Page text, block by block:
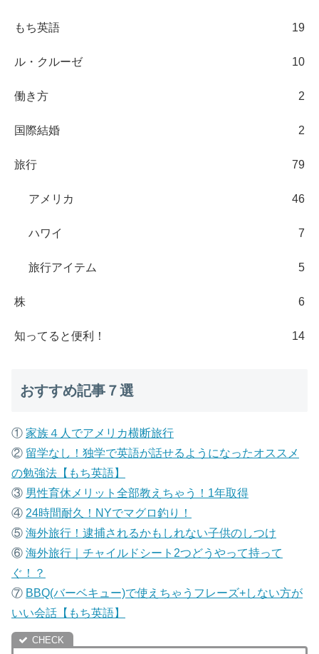
もち英語 19
ル・クルーゼ 10
働き方 2
国際結婚 2
旅行 79
アメリカ 46
ハワイ 7
旅行アイテム 5
株 6
知ってると便利！ 14
おすすめ記事７選
① 家族４人でアメリカ横断旅行
② 留学なし！独学で英語が話せるようになったオススメ
の勉強法【もち英語】
③ 男性育休メリット全部教えちゃう！1年取得
④ 24時間耐久！NYでマグロ釣り！
⑤ 海外旅行！逮捕されるかもしれない子供のしつけ
⑥ 海外旅行｜チャイルドシート2つどうやって持って
ぐ！？
⑦ BBQ(バーベキュー)で使えちゃうフレーズ+しない方が
いい会話【もち英語】